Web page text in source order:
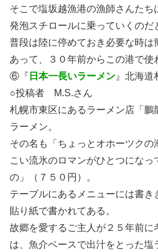
そこで塩坂越漁港の漁師さんた
発泡スチロールに乗っていくのだ
普段は陸に停めておき必要な時は
あって、３０年前からこの港で使
⑥『 日本一長いラーメン 』北海道
○投稿者 M.S.さん
札幌市東区にあるラーメン店「鵬
ラーメン。
その名も「ちょっとオホーツクの
こい流氷のロマンがひとつになっ
の」（７５０円）。
テーブルにあるメニューには書き
貼り紙で書かれてある。
故郷を愛するご主人が２５年前に
は、魚介ベースで出汁をとった塩